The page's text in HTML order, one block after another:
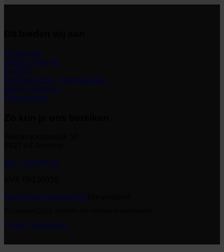
Financieel
Salaris | Payroll
E-HRM
Implementatie | Optimalisatie
Interim Services
Outsourcing
026 - 389 89 00
Inschrijven nieuwsbrief
Privacy statement